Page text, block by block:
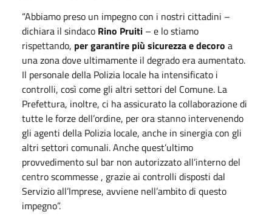
“Abbiamo preso un impegno con i nostri cittadini –
dichiara il sindaco Rino Pruiti – e lo stiamo
rispettando, per garantire più sicurezza e decoro a
una zona dove ultimamente il degrado era aumentato.
Il personale della Polizia locale ha intensificato i
controlli, così come gli altri settori del Comune. La
Prefettura, inoltre, ci ha assicurato la collaborazione di
tutte le forze dell’ordine, per ora stanno intervenendo
gli agenti della Polizia locale, anche in sinergia con gli
altri settori comunali. Anche quest’ultimo
provvedimento sul bar non autorizzato all’interno del
centro scommesse , grazie ai controlli disposti dal
Servizio all’Imprese, avviene nell’ambito di questo
impegno”.